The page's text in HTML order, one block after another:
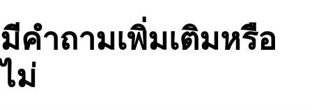
มีคําถามเพิ่มเติมหรือ
ไม่